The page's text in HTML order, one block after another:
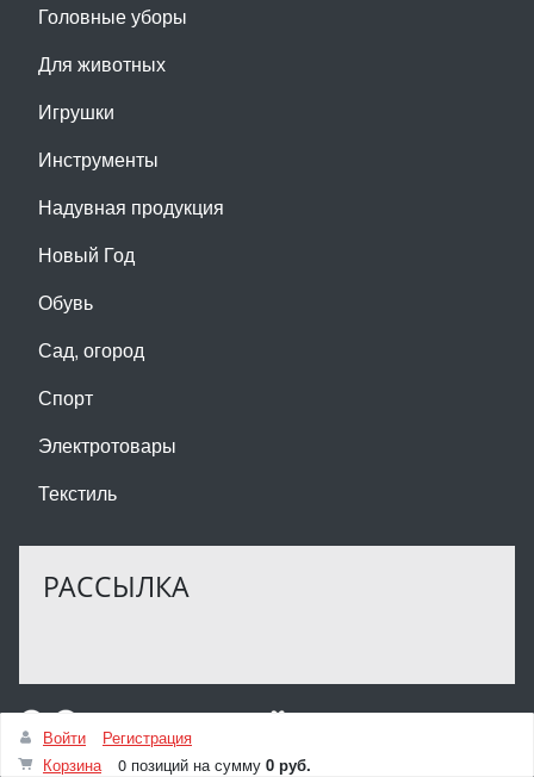
Головные уборы
Для животных
Игрушки
Инструменты
Надувная продукция
Новый Год
Обувь
Сад, огород
Спорт
Электротовары
Текстиль
РАССЫЛКА
Войти
Регистрация
Корзина
0 позиций на сумму 0 руб.